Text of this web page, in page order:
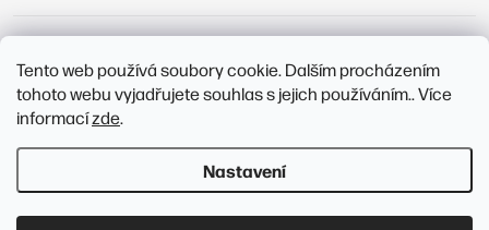
Tento web používá soubory cookie. Dalším procházením
tohoto webu vyjadřujete souhlas s jejich používáním.. Více
informacízde.
Nastavení
PRODEJNY